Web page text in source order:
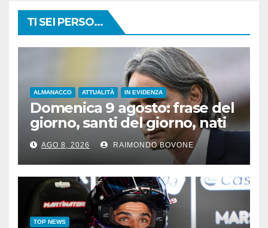
TI SEI PERSO...
ALMANACCO ATTUALITÀ IN EVIDENZA
Domenica 9 agosto: frase del
giorno, santi del giorno, nati
famosi, accadde oggi
AGO 8, 2026 RAIMONDO BOVONE
TOP NEWS